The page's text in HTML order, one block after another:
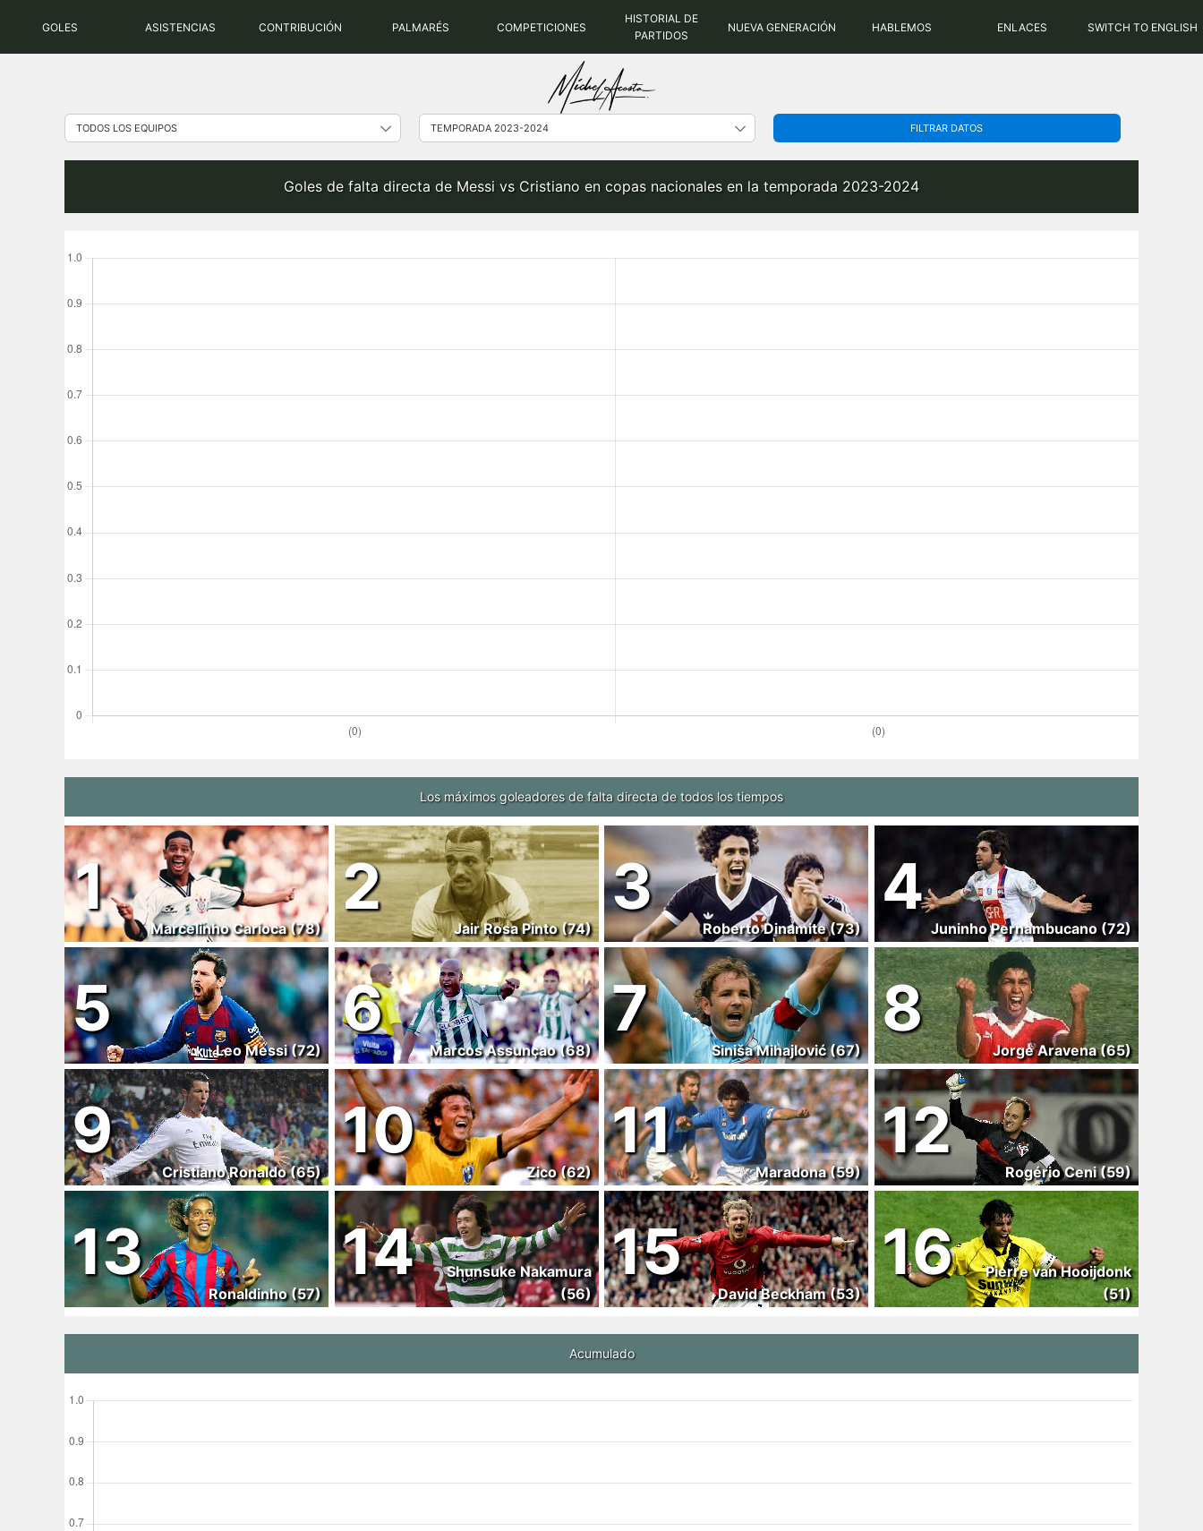
GOLES ASISTENCIAS CONTRIBUCIÓN PALMARÉS COMPETICIONES
HISTORIAL DE
PARTIDOS
NUEVA GENERACIÓN HABLEMOS ENLACES SWITCH TO ENGLISH
FILTRAR DATOS
Goles de falta directa de Messi vs Cristiano en copas nacionales en la temporada 2023-2024
Los máximos goleadores de falta directa de todos los tiempos
1
Marcelinho Carioca (78)
2
Jair Rosa Pinto (74)
3
Roberto Dinamite (73)
4
Juninho Pernambucano (72)
5
Leo Messi (72)
6
Marcos Assunçao (68)
7
Siniša Mihajlović (67)
8
Jorge Aravena (65)
9
Cristiano Ronaldo (65)
10
Zico (62)
11
Maradona (59)
12
Rogério Ceni (59)
13
Ronaldinho (57)
14
Shunsuke Nakamura
(56)
15
David Beckham (53)
16
Pierre van Hooijdonk
(51)
Acumulado